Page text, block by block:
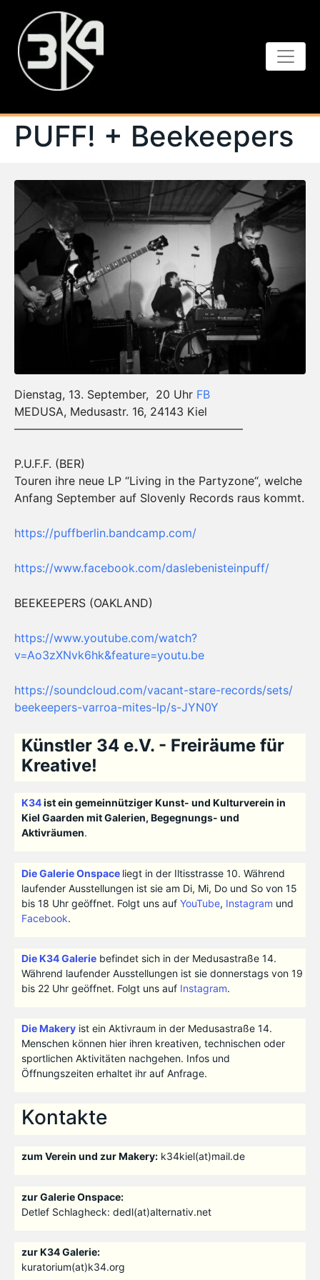
PUFF! + Beekeepers
Dienstag, 13. September, 20 Uhr FB
MEDUSA, Medusastr. 16, 24143 Kiel
————————————————————
P.U.F.F. (BER)
Touren ihre neue LP “Living in the Partyzone“, welche
Anfang September auf Slovenly Records raus kommt.
https://puffberlin.bandcamp.com/
https://www.facebook.com/daslebenisteinpuff/
BEEKEEPERS (OAKLAND)
https://www.youtube.com/watch?
v=Ao3zXNvk6hk&feature=youtu.be
https://soundcloud.com/vacant-stare-records/sets/
beekeepers-varroa-mites-lp/s-JYN0Y
Künstler 34 e.V. - Freiräume für
Kreative!
K34ist ein gemeinnütziger Kunst- und Kulturverein in
Kiel Gaarden mit Galerien, Begegnungs- und
Aktivräumen.
Die Galerie Onspace liegt in der Iltisstrasse 10. Während
laufender Ausstellungen ist sie am Di, Mi, Do und So von 15
bis 18 Uhr geöffnet. Folgt uns auf YouTube, Instagram und
Facebook.
Die K34 Galeriebefindet sich in der Medusastraße 14.
Während laufender Ausstellungen ist sie donnerstags von 19
bis 22 Uhr geöffnet. Folgt uns auf Instagram.
Die Makeryist ein Aktivraum in der Medusastraße 14.
Menschen können hier ihren kreativen, technischen oder
sportlichen Aktivitäten nachgehen. Infos und
Öffnungszeiten erhaltet ihr auf Anfrage.
Kontakte
zum Verein und zur Makery:k34kiel(at)mail.de
zur Galerie Onspace:
Detlef Schlagheck: dedl(at)alternativ.net
zur K34 Galerie:
kuratorium(at)k34.org